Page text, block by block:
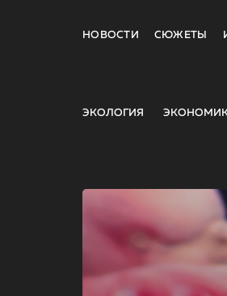
НОВОСТИ СЮЖЕТЫ
ЭКОЛОГИЯ